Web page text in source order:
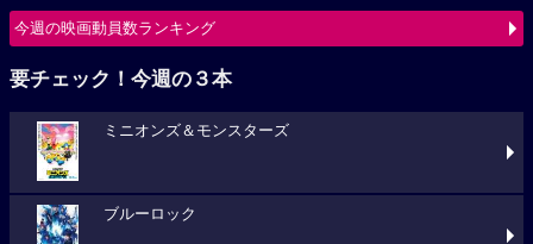
今週の映画動員数ランキング
要チェック！今週の３本
ミニオンズ＆モンスターズ
ブルーロック